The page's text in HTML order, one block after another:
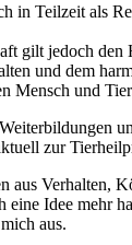
in Teilzeit als
gilt jedoch den
und dem
Mensch und
zur
aus Verhalten,
eine Idee mehr
aus.